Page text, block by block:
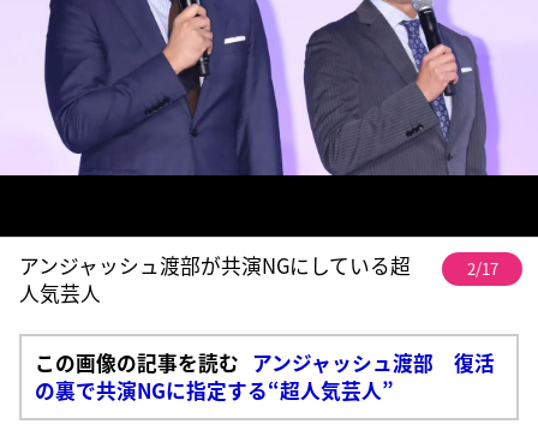
アンジャッシュ渡部が共演NGにしている超
人気芸人
2/17
この画像の記事を読む アンジャッシュ渡部 復活
の裏で共演NGに指定する“超人気芸人”